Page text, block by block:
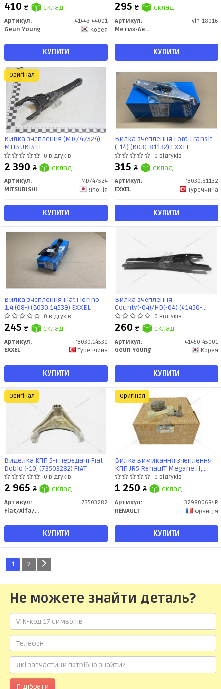
410 ₴ склад
Артикул:
41443-44001
Geun Young
Корея
КУПИТИ
295 ₴ склад
Артикул:
vin-18016
Метиз-Авто
КУПИТИ
Вилка зчеплення (MD747524)
MITSUBISHI
0 відгуків
2 390 ₴ склад
Артикул:
MD747524
MITSUBISHI
Японія
КУПИТИ
Оригінал
Вилка зчеплення Ford Transit
(-14) (B030.81132) EXXEL
0 відгуків
315 ₴ склад
Артикул:
'B030.81132
EXXEL
Туреччина
КУПИТИ
Вилка зчеплення Fiat Fiorino
1.4 (08-) (B030.14539) EXXEL
0 відгуків
245 ₴ склад
Артикул:
'B030.14539
EXXEL
Туреччина
КУПИТИ
Вилка зчеплення
County(-04)/HD(-04) (41450-
45001) Geun Young
0 відгуків
260 ₴ склад
Артикул:
41450-45001
Geun Young
Корея
КУПИТИ
Виделка КПП 5-ї передачі Fiat
Doblo (-10) (73503282) FIAT
0 відгуків
2 965 ₴ склад
Артикул:
73503282
Fiat/Alfa/Lancia
КУПИТИ
Оригінал
Вилка вимикання зчеплення
КПП JR5 RenaulT Megane II,
Scenic II, Clio III, Kangoo I
(329800694R) Renault
0 відгуків
1 250 ₴ склад
Артикул:
'329800694R
RENAULT
Франція
КУПИТИ
Оригінал
1 2
Не можете знайти деталь?
Підібрати